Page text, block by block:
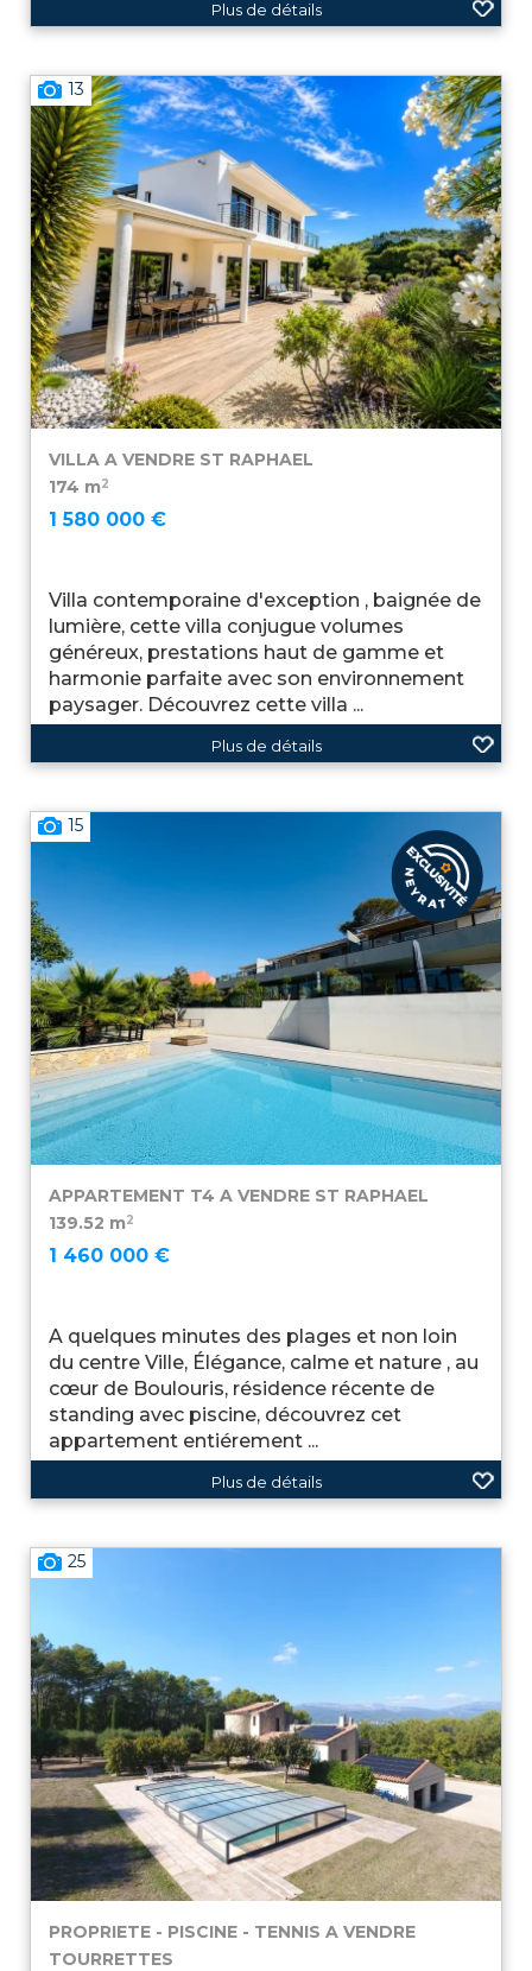
Plus de détails
13
VILLA A VENDRE ST RAPHAEL
174 m2
1 580 000 €
Villa contemporaine d'exception , baignée de
lumière, cette villa conjugue volumes
généreux, prestations haut de gamme et
harmonie parfaite avec son environnement
paysager. Découvrez cette villa ...
Plus de détails
15
APPARTEMENT T4 A VENDRE ST RAPHAEL
139.52 m2
1 460 000 €
A quelques minutes des plages et non loin
du centre Ville, Élégance, calme et nature , au
cœur de Boulouris, résidence récente de
standing avec piscine, découvrez cet
appartement entiérement ...
Plus de détails
25
PROPRIETE - PISCINE - TENNIS A VENDRE
TOURRETTES